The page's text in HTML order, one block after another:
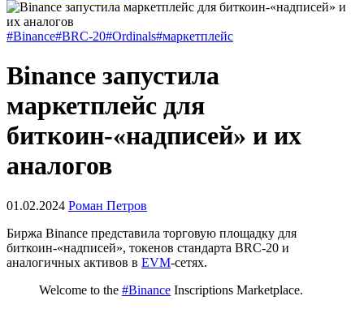
#Binance#BRC-20#Ordinals#маркетплейс
Binance запустила
маркетплейс для
биткоин-«надписей» и их
аналогов
01.02.2024 Роман Петров
Биржа Binance представила торговую площадку для
биткоин-«надписей», токенов стандарта BRC-20 и
аналогичных активов в EVM-сетях.
Welcome to the #Binance Inscriptions Marketplace.